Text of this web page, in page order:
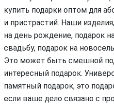
купить подарки оптом для
и пристрастий. Наши
на день рождение, подарок
свадьбу, подарок на
Это может быть смешной
интересный подарок.
памятный подарок, это
если ваше дело связано с